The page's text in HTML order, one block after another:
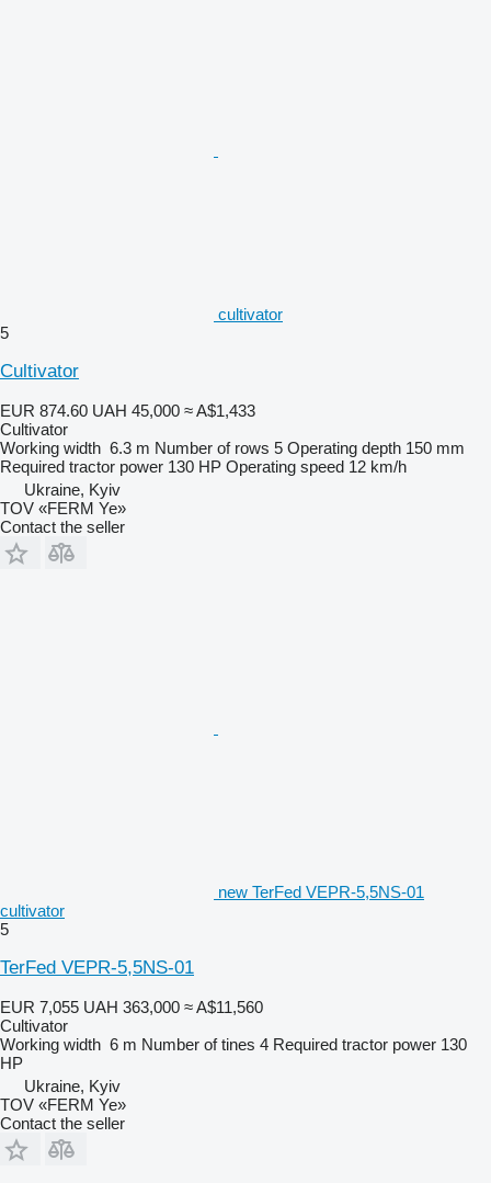
cultivator
5
Cultivator
EUR 874.60 UAH 45,000 ≈ A$1,433
Cultivator
Working width 6.3 m Number of rows 5 Operating depth 150 mm
Required tractor power 130 HP Operating speed 12 km/h
Ukraine, Kyiv
TOV «FERM Ye»
Contact the seller
new TerFed VEPR-5,5NS-01
cultivator
5
TerFed VEPR-5,5NS-01
EUR 7,055 UAH 363,000 ≈ A$11,560
Cultivator
Working width 6 m Number of tines 4 Required tractor power 130
HP
Ukraine, Kyiv
TOV «FERM Ye»
Contact the seller